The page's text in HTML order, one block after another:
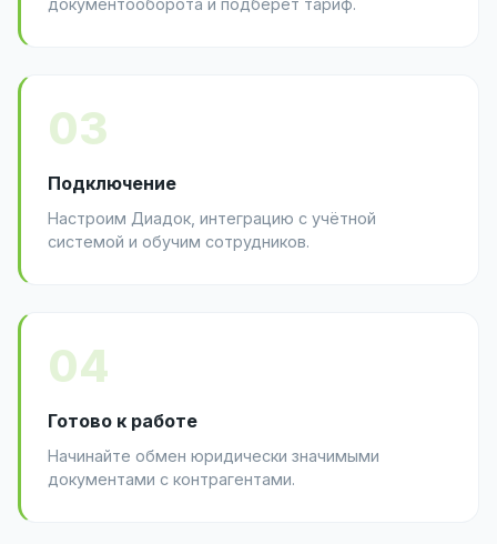
документооборота и подберёт тариф.
03
Подключение
Настроим Диадок, интеграцию с учётной
системой и обучим сотрудников.
04
Готово к работе
Начинайте обмен юридически значимыми
документами с контрагентами.